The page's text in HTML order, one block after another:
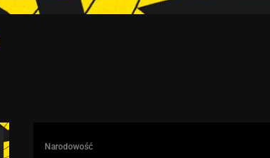
Narodowość